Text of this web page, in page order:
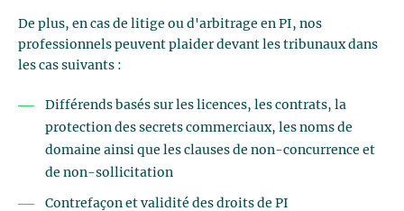
De plus, en cas de litige ou d'arbitrage en PI, nos
professionnels peuvent plaider devant les tribunaux dans
les cas suivants :
Différends basés sur les licences, les contrats, la
protection des secrets commerciaux, les noms de
domaine ainsi que les clauses de non-concurrence et
de non-sollicitation
Contrefaçon et validité des droits de PI